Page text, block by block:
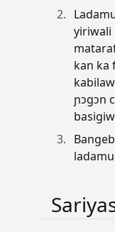
yiriwali
kan ka
ɲɔgɔn